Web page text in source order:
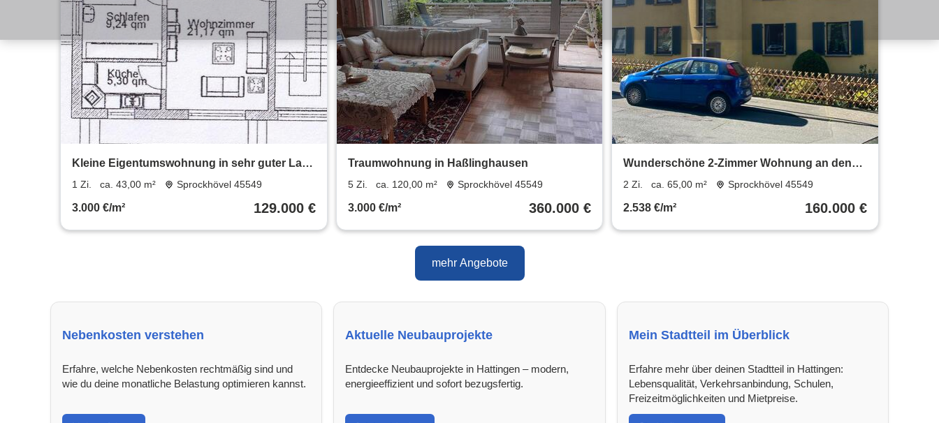
Kleine Eigentumswohnung in sehr guter Lage
in Haßlinghausen
1 Zi. ca. 43,00 m² Sprockhövel 45549
3.000 €/m² 129.000 €
Traumwohnung in Haßlinghausen
5 Zi. ca. 120,00 m² Sprockhövel 45549
3.000 €/m² 360.000 €
Wunderschöne 2-Zimmer Wohnung an den
Barmer Anlagen
2 Zi. ca. 65,00 m² Sprockhövel 45549
2.538 €/m² 160.000 €
mehr Angebote
Nebenkosten verstehen
Erfahre, welche Nebenkosten rechtmäßig sind und
wie du deine monatliche Belastung optimieren kannst.
Aktuelle Neubauprojekte
Entdecke Neubauprojekte in Hattingen – modern,
energieeffizient und sofort bezugsfertig.
Mein Stadtteil im Überblick
Erfahre mehr über deinen Stadtteil in Hattingen:
Lebensqualität, Verkehrsanbindung, Schulen,
Freizeitmöglichkeiten und Mietpreise.